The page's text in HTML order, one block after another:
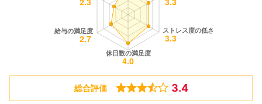
総合評価 3.4